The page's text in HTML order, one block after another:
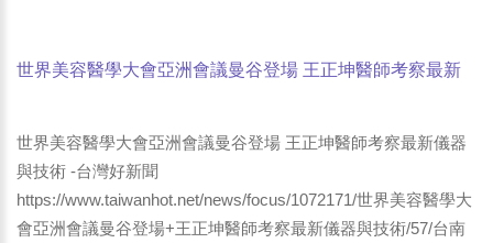
世界美容醫學大會亞洲會議曼谷登場 王正坤醫師考察最新
世界美容醫學大會亞洲會議曼谷登場 王正坤醫師考察最新儀器
與技術 -台灣好新聞
https://www.taiwanhot.net/news/focus/1072171/世界美容醫學大
會亞洲會議曼谷登場+王正坤醫師考察最新儀器與技術/57/台南